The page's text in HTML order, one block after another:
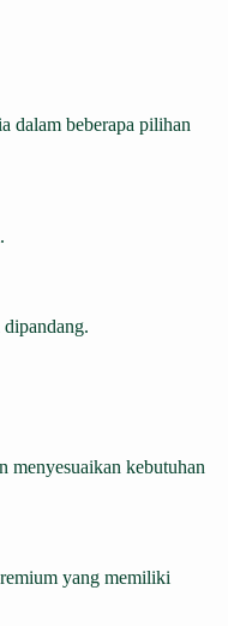
dalam beberapa pilihan
menyesuaikan kebutuhan
yang memiliki